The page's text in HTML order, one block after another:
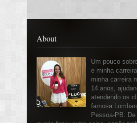
About
Um pouco
e minha
minha carreira
14 anos,
atendendo os
famosa
Pessoa-PB.